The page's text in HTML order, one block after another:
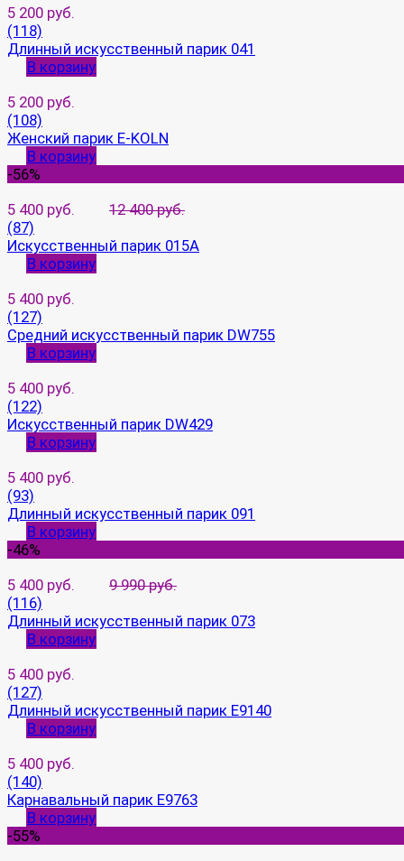
5 200 руб.
(118)
Длинный искусственный парик 041
В корзину
5 200 руб.
(108)
Женский парик E-KOLN
В корзину
-56%
5 400 руб.
12 400 руб.
(87)
Искусственный парик 015A
В корзину
5 400 руб.
(127)
Средний искусственный парик DW755
В корзину
5 400 руб.
(122)
Искусственный парик DW429
В корзину
5 400 руб.
(93)
Длинный искусственный парик 091
В корзину
-46%
5 400 руб.
9 990 руб.
(116)
Длинный искусственный парик 073
В корзину
5 400 руб.
(127)
Длинный искусственный парик E9140
В корзину
5 400 руб.
(140)
Карнавальный парик E9763
В корзину
-55%